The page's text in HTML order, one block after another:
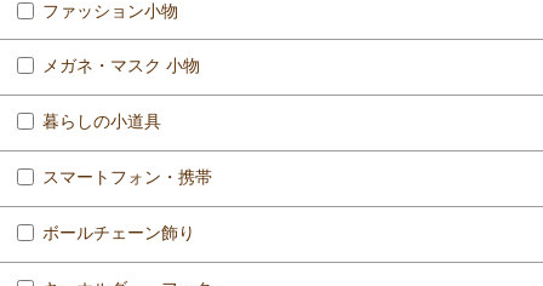
ファッション小物
メガネ・マスク 小物
暮らしの小道具
スマートフォン・携帯
ボールチェーン飾り